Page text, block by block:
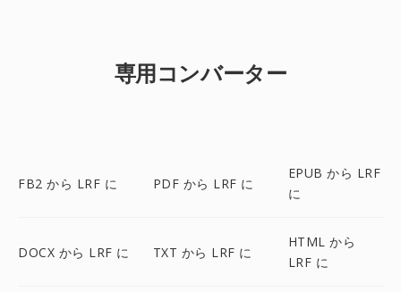
専用コンバーター
FB2 から LRF に PDF から LRF に
EPUB から LRF
に
DOCX から LRF に TXT から LRF に
HTML から
LRF に